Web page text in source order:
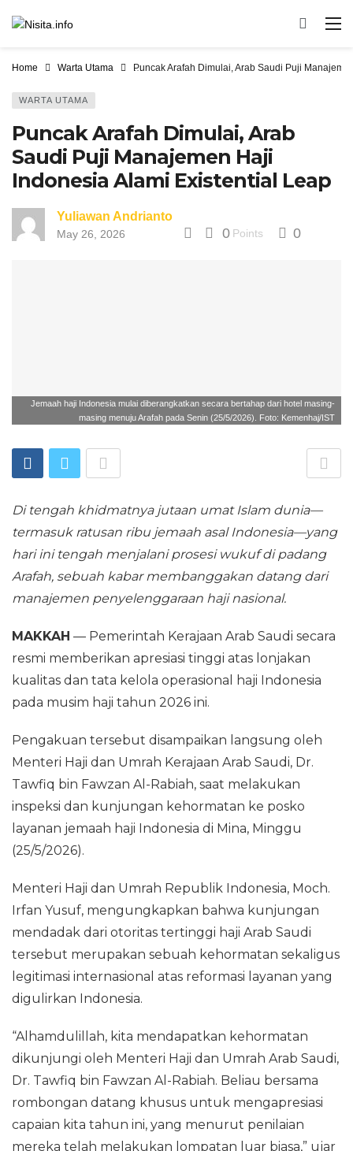
Home Warta Utama Puncak Arafah Dimulai, Arab Saudi Puji
WARTA UTAMA
Puncak Arafah Dimulai, Arab
Saudi Puji Manajemen Haji
Indonesia Alami Existential Leap
Yuliawan Andrianto
May 26, 2026 0 Points 0
Jemaah haji Indonesia mulai diberangkatkan secara bertahap dari hotel masing-
masing menuju Arafah pada Senin (25/5/2026). Foto: Kemenhaj/IST
Di tengah khidmatnya jutaan umat Islam dunia—
termasuk ratusan ribu jemaah asal Indonesia—yang
hari ini tengah menjalani prosesi wukuf di padang
Arafah, sebuah kabar membanggakan datang dari
manajemen penyelenggaraan haji nasional.
MAKKAH — Pemerintah Kerajaan Arab Saudi secara
resmi memberikan apresiasi tinggi atas lonjakan
kualitas dan tata kelola operasional haji Indonesia
pada musim haji tahun 2026 ini.
Pengakuan tersebut disampaikan langsung oleh
Menteri Haji dan Umrah Kerajaan Arab Saudi, Dr.
Tawfiq bin Fawzan Al-Rabiah, saat melakukan
inspeksi dan kunjungan kehormatan ke posko
layanan jemaah haji Indonesia di Mina, Minggu
(25/5/2026).
Menteri Haji dan Umrah Republik Indonesia, Moch.
Irfan Yusuf, mengungkapkan bahwa kunjungan
mendadak dari otoritas tertinggi haji Arab Saudi
tersebut merupakan sebuah kehormatan sekaligus
legitimasi internasional atas reformasi layanan yang
digulirkan Indonesia.
“Alhamdulillah, kita mendapatkan kehormatan
dikunjungi oleh Menteri Haji dan Umrah Arab Saudi,
Dr. Tawfiq bin Fawzan Al-Rabiah. Beliau bersama
rombongan datang khusus untuk mengapresiasi
capaian kita tahun ini, yang menurut penilaian
mereka telah melakukan lompatan luar biasa,” ujar